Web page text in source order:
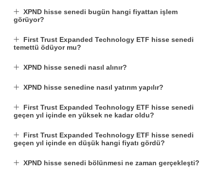
XPND hisse senedi bugün hangi fiyattan işlem
görüyor?
First Trust Expanded Technology ETF hisse senedi
temettü ödüyor mu?
XPND hisse senedi nasıl alınır?
XPND hisse senedine nasıl yatırım yapılır?
First Trust Expanded Technology ETF hisse senedi
geçen yıl içinde en yüksek ne kadar oldu?
First Trust Expanded Technology ETF hisse senedi
geçen yıl içinde en düşük hangi fiyatı gördü?
XPND hisse senedi bölünmesi ne zaman gerçekleşti?